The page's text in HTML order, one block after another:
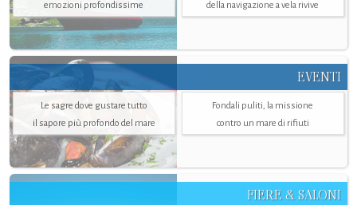
emozioni profondissime
della navigazione a vela rivive
EVENTI
Le sagre dove gustare tutto
il sapore più profondo del mare
Fondali puliti, la missione
contro un mare di rifiuti
FIERE & SALONI